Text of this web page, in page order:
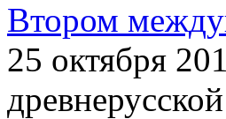
Втором
25 октября